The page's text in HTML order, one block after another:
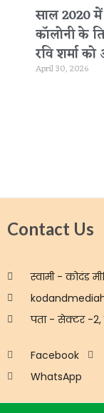
साल 2020
कॉलोनी के
रवि शर्मा
April 30, 2026
Contact Us
स्वामी - कोदंड
पता - सेक्टर -2,
Facebook
WhatsApp